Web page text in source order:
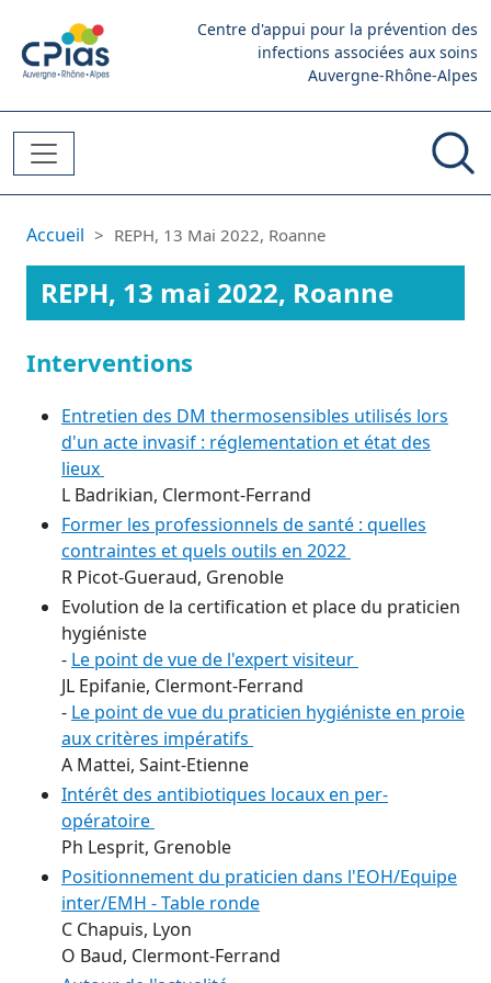
Centre d'appui pour la prévention des
infections associées aux soins
Auvergne-Rhône-Alpes
Fil d'Ariane
Accueil REPH, 13 Mai 2022, Roanne
REPH, 13 mai 2022, Roanne
Interventions
Entretien des DM thermosensibles utilisés lors
d'un acte invasif : réglementation et état des
lieux
L Badrikian, Clermont-Ferrand
Former les professionnels de santé : quelles
contraintes et quels outils en 2022
R Picot-Gueraud, Grenoble
Evolution de la certification et place du praticien
hygiéniste
- Le point de vue de l'expert visiteur
JL Epifanie, Clermont-Ferrand
- Le point de vue du praticien hygiéniste en proie
aux critères impératifs
A Mattei, Saint-Etienne
Intérêt des antibiotiques locaux en per-
opératoire
Ph Lesprit, Grenoble
Positionnement du praticien dans l'EOH/Equipe
inter/EMH - Table ronde
C Chapuis, Lyon
O Baud, Clermont-Ferrand